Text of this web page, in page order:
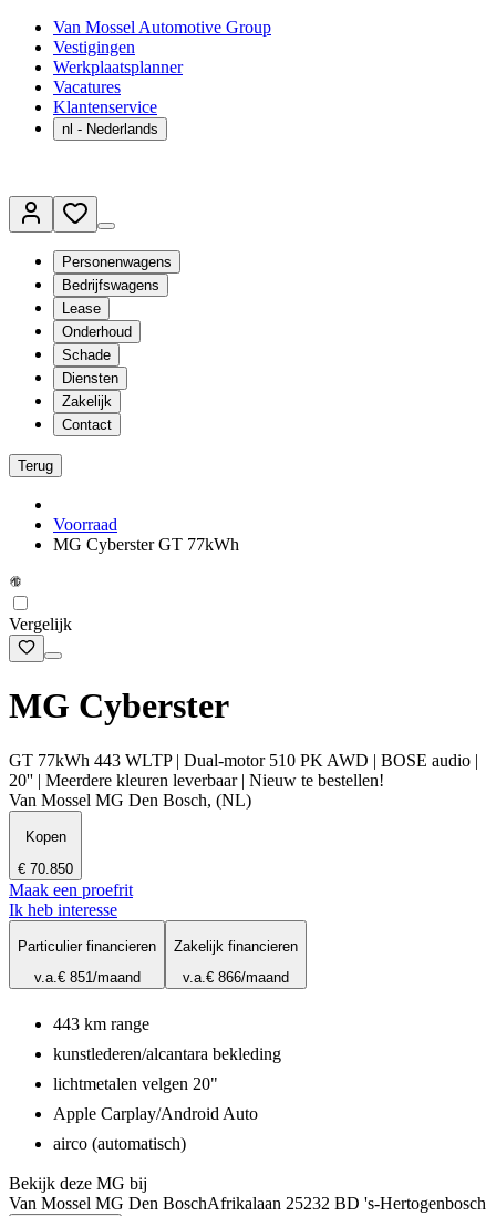
Van Mossel Automotive Group
Vestigingen
Werkplaatsplanner
Vacatures
Klantenservice
nl - Nederlands
Personenwagens
Bedrijfswagens
Lease
Onderhoud
Schade
Diensten
Zakelijk
Contact
Terug
Voorraad
MG Cyberster GT 77kWh
Vergelijk
MG Cyberster
GT 77kWh 443 WLTP | Dual-motor 510 PK AWD | BOSE audio |
20'' | Meerdere kleuren leverbaar | Nieuw te bestellen!
Van Mossel MG Den Bosch, (NL)
Kopen
€ 70.850
Maak een proefrit
Ik heb interesse
Particulier financieren
v.a.€ 851/maand
Zakelijk financieren
v.a.€ 866/maand
443 km range
kunstlederen/alcantara bekleding
lichtmetalen velgen 20"
Apple Carplay/Android Auto
airco (automatisch)
Bekijk deze MG bij
Van Mossel MG Den BoschAfrikalaan 25232 BD 's-Hertogenbosch